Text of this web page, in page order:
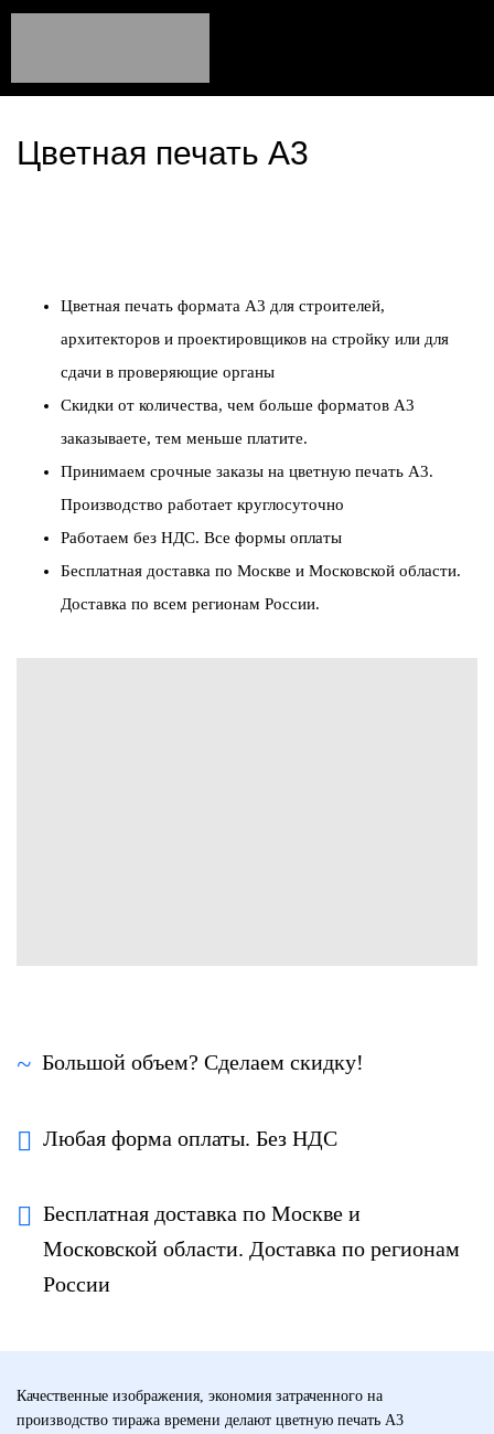
Цветная печать А3
Цветная печать формата А3 для строителей,
архитекторов и проектировщиков на стройку или для
сдачи в проверяющие органы
Скидки от количества, чем больше форматов А3
заказываете, тем меньше платите.
Принимаем срочные заказы на цветную печать А3.
Производство работает круглосуточно
Работаем без НДС. Все формы оплаты
Бесплатная доставка по Москве и Московской области.
Доставка по всем регионам России.
Большой объем? Сделаем скидку!
Любая форма оплаты. Без НДС
Бесплатная доставка по Москве и
Московской области. Доставка по регионам
России
Качественные изображения, экономия затраченного на
производство тиража времени делают цветную печать А3